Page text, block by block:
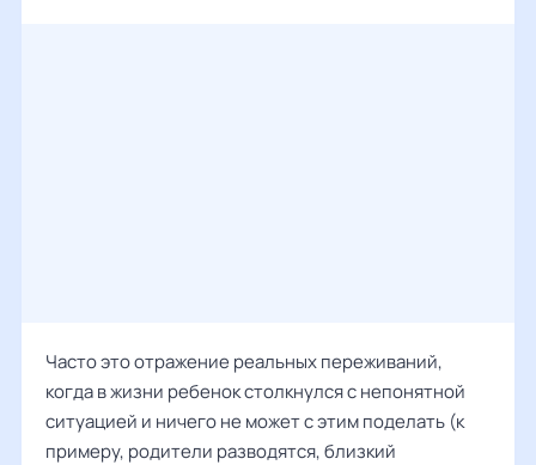
Часто это отражение реальных переживаний,
когда в жизни ребенок столкнулся с непонятной
ситуацией и ничего не может с этим поделать (к
примеру, родители разводятся, близкий